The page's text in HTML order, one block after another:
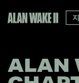
ALAN